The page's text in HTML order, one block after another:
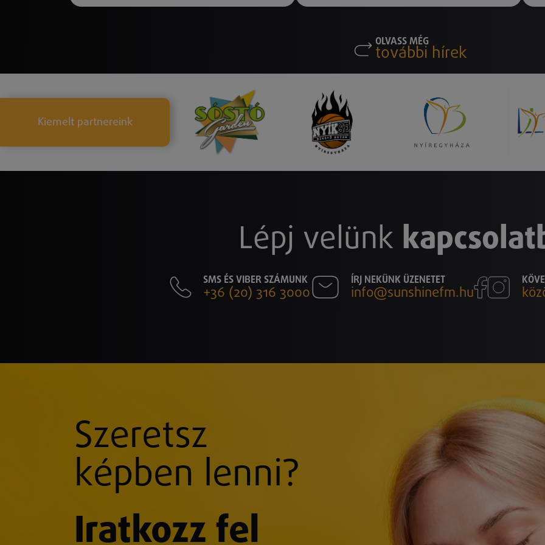
OLVASS MÉG
további hírek
Kiemelt partnereink
Lépj velünk
SMS ÉS VIBER SZÁMUNK
+36 (20) 316 3000
ÍRJ NEKÜNK ÜZENETET
info@sunshinefm.hu
Szeretsz
képben lenni?
Iratkozz fel